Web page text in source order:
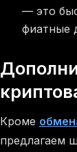
— это
фиатные
Кроме
предлагаем